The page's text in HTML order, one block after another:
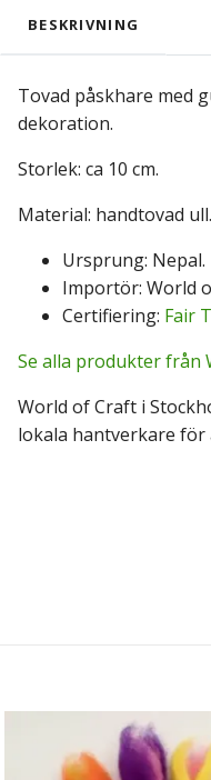
BESKRIVNING
Tovad påskhare med
dekoration.
Storlek: ca 10 cm.
Material: handtovad ull.
Ursprung: Nepal.
Importör: World
Certifiering: Fair
Se alla produkter från
World of Craft i
lokala hantverkare för